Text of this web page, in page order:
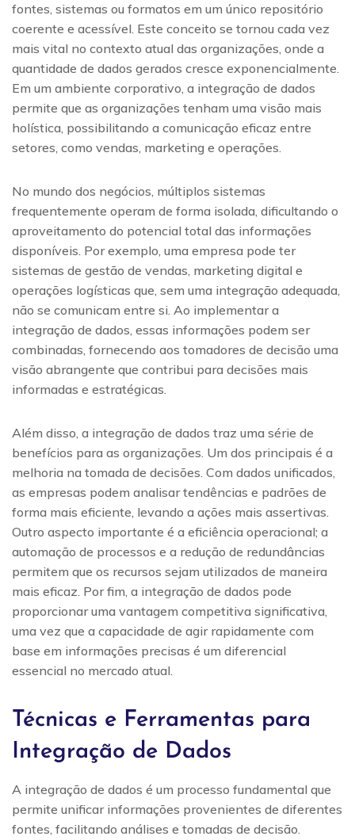
fontes, sistemas ou formatos em um único repositório
coerente e acessível. Este conceito se tornou cada vez
mais vital no contexto atual das organizações, onde a
quantidade de dados gerados cresce exponencialmente.
Em um ambiente corporativo, a integração de dados
permite que as organizações tenham uma visão mais
holística, possibilitando a comunicação eficaz entre
setores, como vendas, marketing e operações.
No mundo dos negócios, múltiplos sistemas
frequentemente operam de forma isolada, dificultando o
aproveitamento do potencial total das informações
disponíveis. Por exemplo, uma empresa pode ter
sistemas de gestão de vendas, marketing digital e
operações logísticas que, sem uma integração adequada,
não se comunicam entre si. Ao implementar a
integração de dados, essas informações podem ser
combinadas, fornecendo aos tomadores de decisão uma
visão abrangente que contribui para decisões mais
informadas e estratégicas.
Além disso, a integração de dados traz uma série de
benefícios para as organizações. Um dos principais é a
melhoria na tomada de decisões. Com dados unificados,
as empresas podem analisar tendências e padrões de
forma mais eficiente, levando a ações mais assertivas.
Outro aspecto importante é a eficiência operacional; a
automação de processos e a redução de redundâncias
permitem que os recursos sejam utilizados de maneira
mais eficaz. Por fim, a integração de dados pode
proporcionar uma vantagem competitiva significativa,
uma vez que a capacidade de agir rapidamente com
base em informações precisas é um diferencial
essencial no mercado atual.
Técnicas e Ferramentas para
Integração de Dados
A integração de dados é um processo fundamental que
permite unificar informações provenientes de diferentes
fontes, facilitando análises e tomadas de decisão.